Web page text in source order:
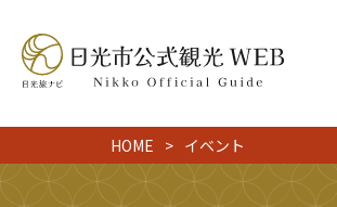
HOME イベント